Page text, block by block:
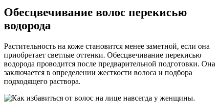
Обесцвечивание волос перекисью
водорода
Растительность на коже становится менее заметной, если она
приобретает светлые оттенки. Обесцвечивание перекисью
водорода проводится после предварительной подготовки. Она
заключается в определении жесткости волоса и подбора
подходящего раствора.